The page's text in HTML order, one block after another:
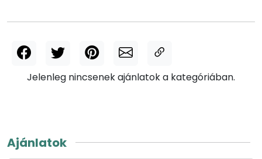
Jelenleg nincsenek ajánlatok a kategóriában.
Ajánlatok